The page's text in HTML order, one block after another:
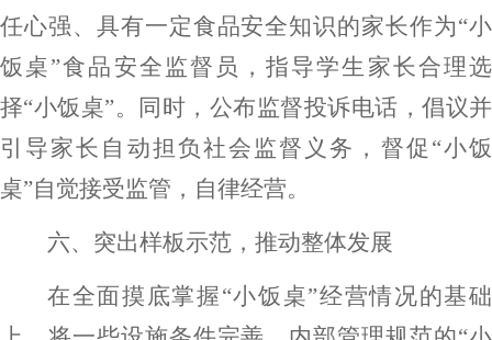
任心强、具有一定食品安全知识的家长作为“小
饭桌”食品安全监督员，指导学生家长合理选
择“小饭桌”。同时，公布监督投诉电话，倡议并
引导家长自动担负社会监督义务，督促“小饭
桌”自觉接受监管，自律经营。
六、 突出样板示范，推动整体发展
在全面摸底掌握“小饭桌”经营情况的基础